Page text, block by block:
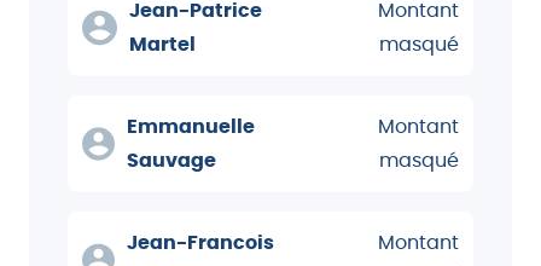
Jean-Patrice
Martel
Montant
masqué
Emmanuelle
Sauvage
Montant
masqué
Jean-Francois
Montant